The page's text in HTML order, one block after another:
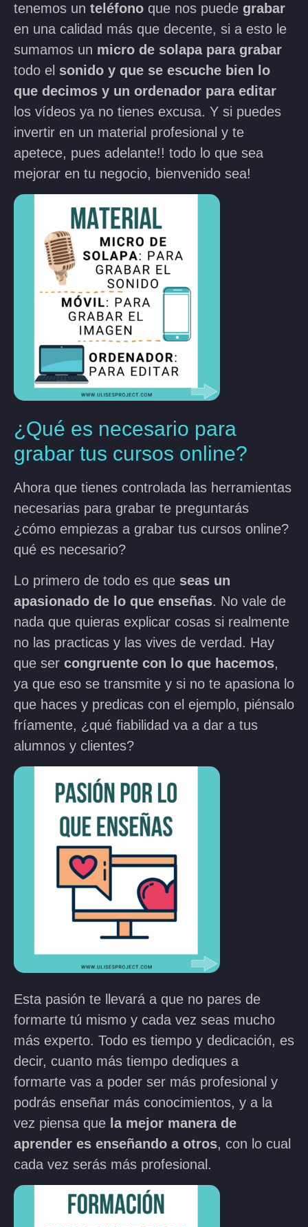
tenemos un teléfono que nos puede grabar
en una calidad más que decente, si a esto le
sumamos un micro de solapa para grabar
todo el sonido y que se escuche bien lo
que decimos y un ordenador para editar
los vídeos ya no tienes excusa. Y si puedes
invertir en un material profesional y te
apetece, pues adelante!! todo lo que sea
mejorar en tu negocio, bienvenido sea!
¿Qué es necesario para
grabar tus cursos online?
Ahora que tienes controlada las herramientas
necesarias para grabar te preguntarás
¿cómo empiezas a grabar tus cursos online?
qué es necesario?
Lo primero de todo es que seas un
apasionado de lo que enseñas. No vale de
nada que quieras explicar cosas si realmente
no las practicas y las vives de verdad. Hay
que ser congruente con lo que hacemos,
ya que eso se transmite y si no te apasiona lo
que haces y predicas con el ejemplo, piénsalo
fríamente, ¿qué fiabilidad va a dar a tus
alumnos y clientes?
Esta pasión te llevará a que no pares de
formarte tú mismo y cada vez seas mucho
más experto. Todo es tiempo y dedicación, es
decir, cuanto más tiempo dediques a
formarte vas a poder ser más profesional y
podrás enseñar más conocimientos, y a la
vez piensa que la mejor manera de
aprender es enseñando a otros, con lo cual
cada vez serás más profesional.